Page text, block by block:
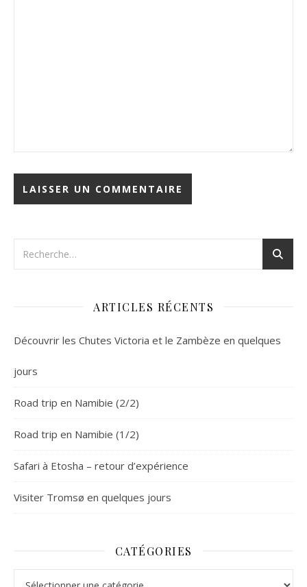
ARTICLES RÉCENTS
Découvrir les Chutes Victoria et le Zambèze en quelques
jours
Road trip en Namibie (2/2)
Road trip en Namibie (1/2)
Safari à Etosha – retour d’expérience
Visiter Tromsø en quelques jours
CATÉGORIES